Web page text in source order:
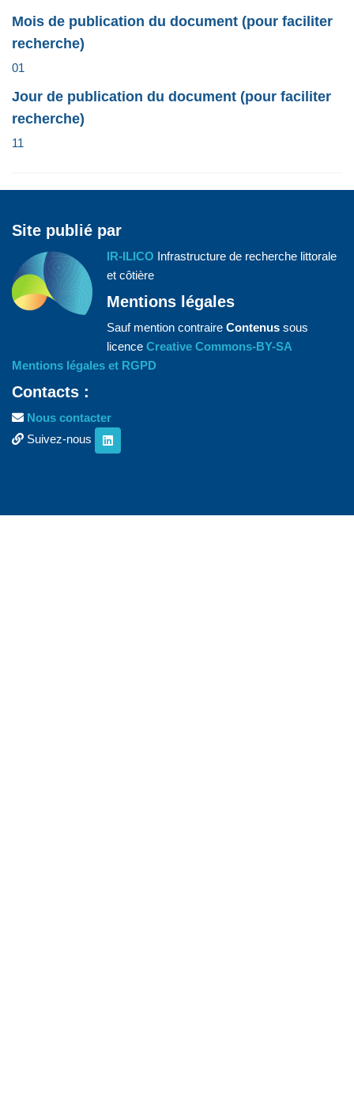
Mois de publication du document (pour faciliter
recherche)
01
Jour de publication du document (pour faciliter
recherche)
11
Site publié par
IR-ILICO Infrastructure de recherche littorale
et côtière
Mentions légales
Sauf mention contraire Contenus sous
licence Creative Commons-BY-SA
Mentions légales et RGPD
Contacts :
Nous contacter
Suivez-nous